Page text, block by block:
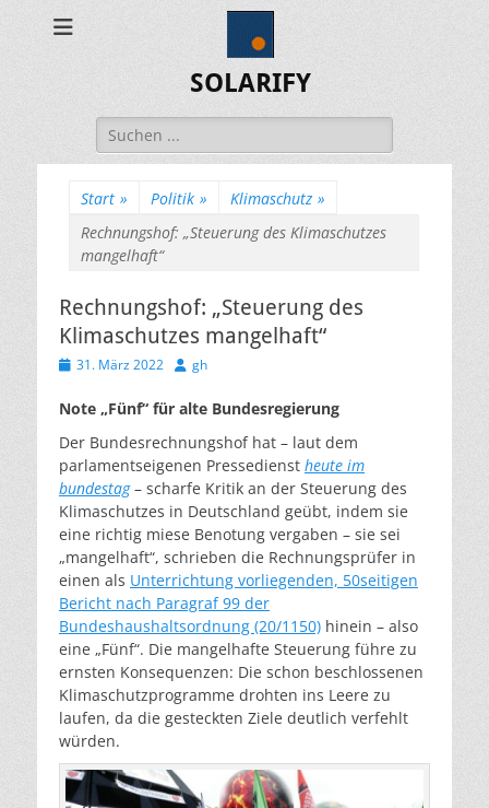
SOLARIFY
Suchen
nach:
Start » Politik » Klimaschutz »
Rechnungshof: „Steuerung des Klimaschutzes
mangelhaft“
Rechnungshof: „Steuerung des
Klimaschutzes mangelhaft“
Veröffentlicht
31. März 2022 Autor
gh
Note „Fünf“ für alte Bundesregierung
Der Bundesrechnungshof hat – laut dem
parlamentseigenen Pressedienst heute im
bundestag– scharfe Kritik an der Steuerung des
Klimaschutzes in Deutschland geübt, indem sie
eine richtig miese Benotung vergaben – sie sei
„mangelhaft“, schrieben die Rechnungsprüfer in
einen als Unterrichtung vorliegenden, 50seitigen
Bericht nach Paragraf 99 der
Bundeshaushaltsordnung (20/1150) hinein – also
eine „Fünf“. Die mangelhafte Steuerung führe zu
ernsten Konsequenzen: Die schon beschlossenen
Klimaschutzprogramme drohten ins Leere zu
laufen, da die gesteckten Ziele deutlich verfehlt
würden.